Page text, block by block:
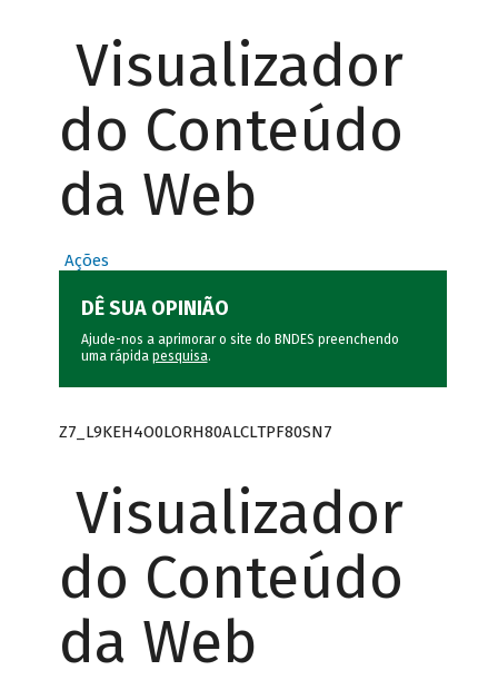
Visualizador
do Conteúdo
da Web
Ações
DÊ SUA OPINIÃO
Ajude-nos a aprimorar o site do BNDES preenchendo
uma rápida pesquisa.
Z7_L9KEH4O0LORH80ALCLTPF80SN7
Visualizador
do Conteúdo
da Web